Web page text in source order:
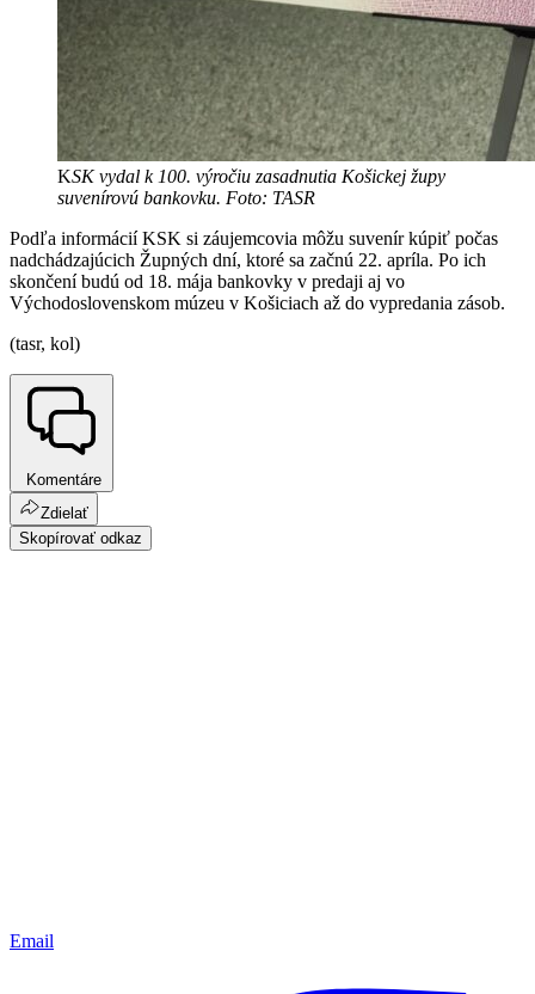
KSK vydal k 100. výročiu zasadnutia Košickej župy
suvenírovú bankovku. Foto: TASR
Podľa informácií KSK si záujemcovia môžu suvenír kúpiť počas
nadchádzajúcich Župných dní, ktoré sa začnú 22. apríla. Po ich
skončení budú od 18. mája bankovky v predaji aj vo
Východoslovenskom múzeu v Košiciach až do vypredania zásob.
(tasr, kol)
Komentáre
Zdielať
Skopírovať odkaz
Email